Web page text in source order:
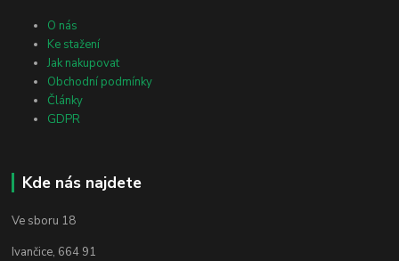
O nás
Ke stažení
Jak nakupovat
Obchodní podmínky
Články
GDPR
Kde nás najdete
Ve sboru 18
Ivančice, 664 91